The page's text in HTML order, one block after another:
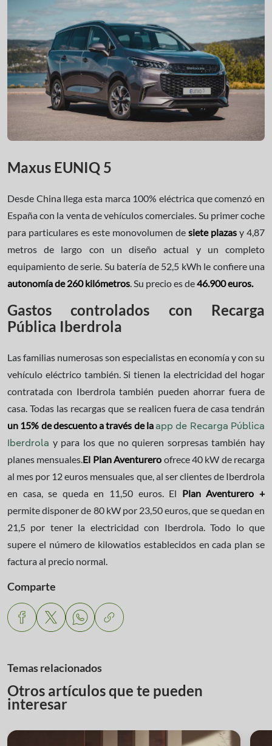
Maxus EUNIQ 5
Desde China llega esta marca 100% eléctrica que comenzó en
España con la venta de vehículos comerciales. Su primer coche
para particulares es este monovolumen de siete plazas y 4,87
metros de largo con un diseño actual y un completo
equipamiento de serie. Su batería de 52,5 kWh le confiere una
autonomía de 260 kilómetros . Su precio es de46.900 euros.
Gastos controlados con Recarga
Pública Iberdrola
Las familias numerosas son especialistas en economía y con su
vehículo eléctrico también. Si tienen la electricidad del hogar
contratada con Iberdrola también pueden ahorrar fuera de
casa. Todas las recargas que se realicen fuera de casa tendrán
un 15% de descuento a través de laapp de Recarga Pública
Iberdrola y para los que no quieren sorpresas también hay
planes mensuales. El Plan Aventurero ofrece 40 kW de recarga
al mes por 12 euros mensuales que, al ser clientes de Iberdrola
en casa, se queda en 11,50 euros. El Plan Aventurero +
permite disponer de 80 kW por 23,50 euros, que se quedan en
21,5 por tener la electricidad con Iberdrola. Todo lo que
supere el número de kilowatios establecidos en cada plan se
factura al precio normal.
Comparte
Temas relacionados
Otros artículos que te pueden
interesar